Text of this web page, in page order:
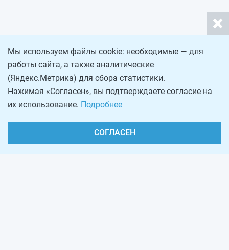
Мы используем файлы cookie: необходимые — для
работы сайта, а также аналитические
(Яндекс.Метрика) для сбора статистики.
Нажимая «Согласен», вы подтверждаете согласие на
их использование. Подробнее
СОГЛАСЕН